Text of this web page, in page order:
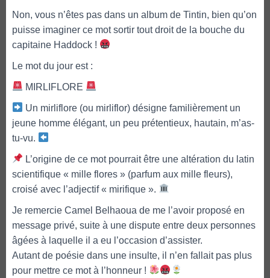
Non, vous n’êtes pas dans un album de Tintin, bien qu’on
puisse imaginer ce mot sortir tout droit de la bouche du
capitaine Haddock !
Le mot du jour est :
MIRLIFLORE
Un mirliflore (ou mirliflor) désigne familièrement un
jeune homme élégant, un peu prétentieux, hautain, m’as-
tu-vu.
L’origine de ce mot pourrait être une altération du latin
scientifique « mille flores » (parfum aux mille fleurs),
croisé avec l’adjectif « mirifique ».
Je remercie Camel Belhaoua de me l’avoir proposé en
message privé, suite à une dispute entre deux personnes
âgées à laquelle il a eu l’occasion d’assister.
Autant de poésie dans une insulte, il n’en fallait pas plus
pour mettre ce mot à l’honneur !